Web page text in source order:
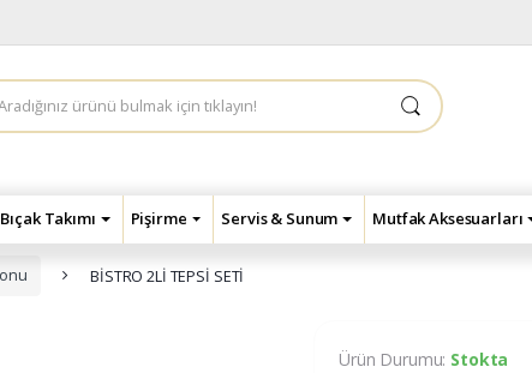
Takımı Pişirme Servis & Sunum Mutfak Aksesuarları
BİSTRO 2Lİ TEPSİ SETİ
Ürün Durumu: Stokta